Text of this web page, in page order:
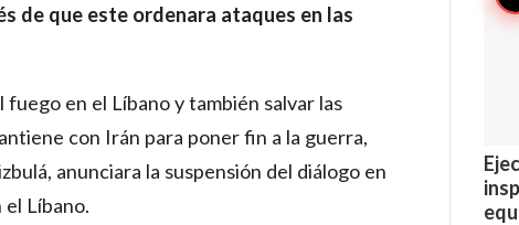
de que este ordenara ataques en las
en el Líbano y también salvar las
con Irán para poner fin a la guerra,
anunciara la suspensión del diálogo en
Líbano.